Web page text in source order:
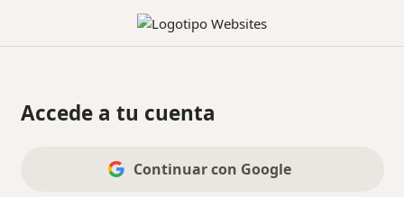
Accede a tu cuenta
A través de las redes sociales
Continuar con Google